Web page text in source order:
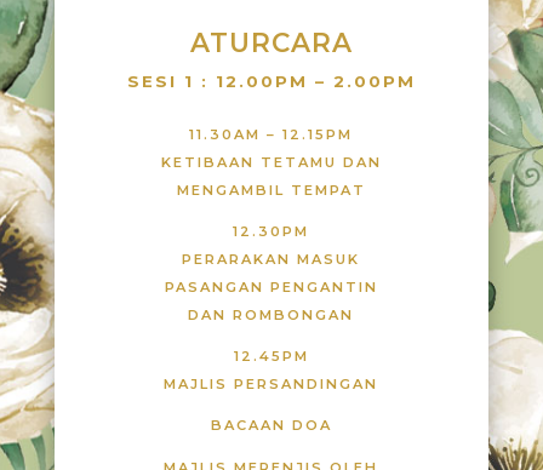
ATURCARA
SESI 1 : 12.00PM – 2.00PM
11.30AM – 12.15PM
KETIBAAN TETAMU DAN
MENGAMBIL TEMPAT
12.30PM
PERARAKAN MASUK
PASANGAN PENGANTIN
DAN ROMBONGAN
12.45PM
MAJLIS PERSANDINGAN
BACAAN DOA